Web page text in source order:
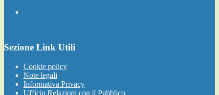
Sezione Link Utili
Cookie policy
Note legali
Informativa Privacy
Ufficio Relazioni con il Pubblico